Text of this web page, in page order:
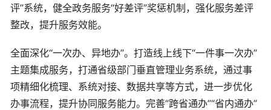
评”系统，健全政务服务“好差评”奖惩机制，强化服务差评
整改，提升服务效能。
全面深化“一次办、异地办”。打造线上线下“一件事一次办”
主题集成服务，打通省级部门垂直管理业务系统，通过事
项精细化梳理、系统对接、数据共享等方式，进一步优化
办事流程，提升协同服务能力。完善“跨省通办”“省内通办”